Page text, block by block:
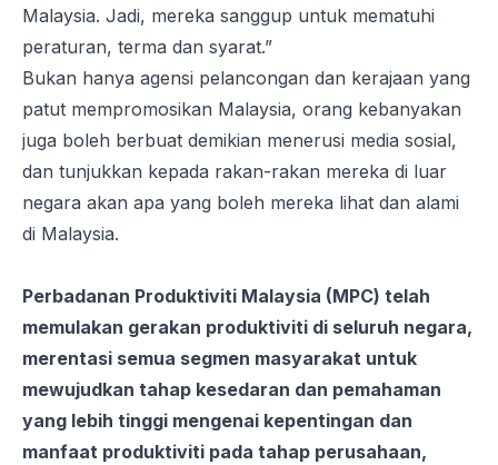
Malaysia. Jadi, mereka sanggup untuk mematuhi
peraturan, terma dan syarat.”
Bukan hanya agensi pelancongan dan kerajaan yang
patut mempromosikan Malaysia, orang kebanyakan
juga boleh berbuat demikian menerusi media sosial,
dan tunjukkan kepada rakan-rakan mereka di luar
negara akan apa yang boleh mereka lihat dan alami
di Malaysia.
Perbadanan Produktiviti Malaysia (MPC) telah
memulakan gerakan produktiviti di seluruh negara,
merentasi semua segmen masyarakat untuk
mewujudkan tahap kesedaran dan pemahaman
yang lebih tinggi mengenai kepentingan dan
manfaat produktiviti pada tahap perusahaan,